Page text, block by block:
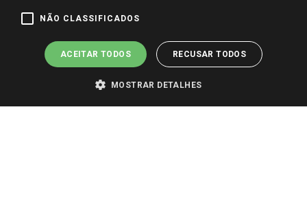
Pagamento e Segurança
NÃO CLASSIFICADOS
ACEITAR TODOS RECUSAR TODOS
MOSTRAR DETALHES